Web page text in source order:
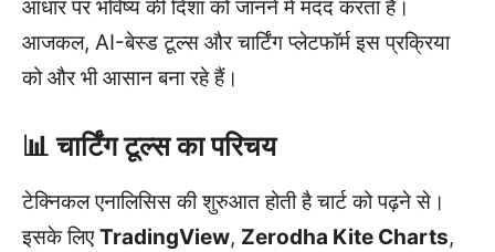
आधार पर भविष्य की दिशा को जानने में मदद करता है।
आजकल, AI-बेस्ड टूल्स और चार्टिंग प्लेटफॉर्म इस प्रक्रिया
को और भी आसान बना रहे हैं।
📊 चार्टिंग टूल्स का परिचय
टेक्निकल एनालिसिस की शुरुआत होती है चार्ट को पढ़ने से।
इसके लिएTradingView, Zerodha Kite Charts,